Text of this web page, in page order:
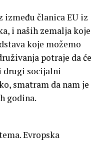
između članica EU iz
i naših zemalja koje
koje možemo
potraje da će
drugi socijalni
smatram da nam je
godina.
Evropska